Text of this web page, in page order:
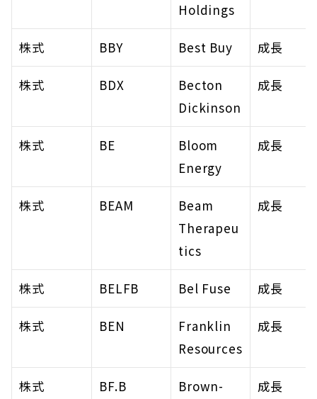
Holdings
株式 BBY Best Buy 成長
株式 BDX
Becton
Dickinson
成長
株式 BE
Bloom
Energy
成長
株式 BEAM
Beam
Therapeu
tics
成長
株式 BELFB Bel Fuse 成長
株式 BEN
Franklin
Resources
成長
株式 BF.B
Brown-
成長